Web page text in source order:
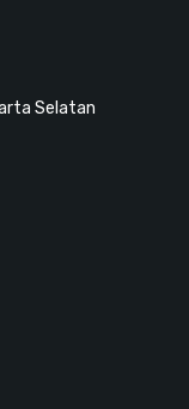
Selatan